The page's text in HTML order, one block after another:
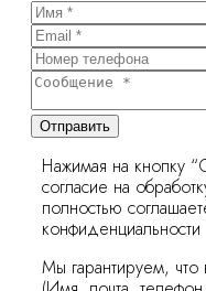
Отправить
Нажимая на кнопку
согласие на
полностью
конфиденциальности
Мы гарантируем, что